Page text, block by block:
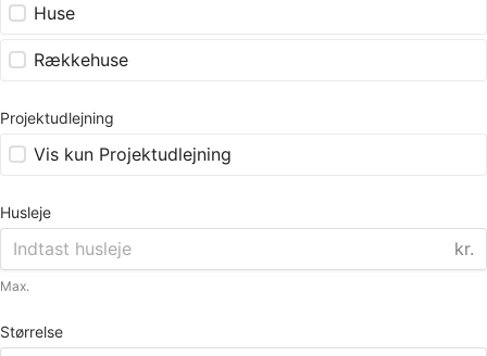
Huse
Rækkehuse
Projektudlejning
Vis kun Projektudlejning
Husleje
kr.
Max.
Størrelse